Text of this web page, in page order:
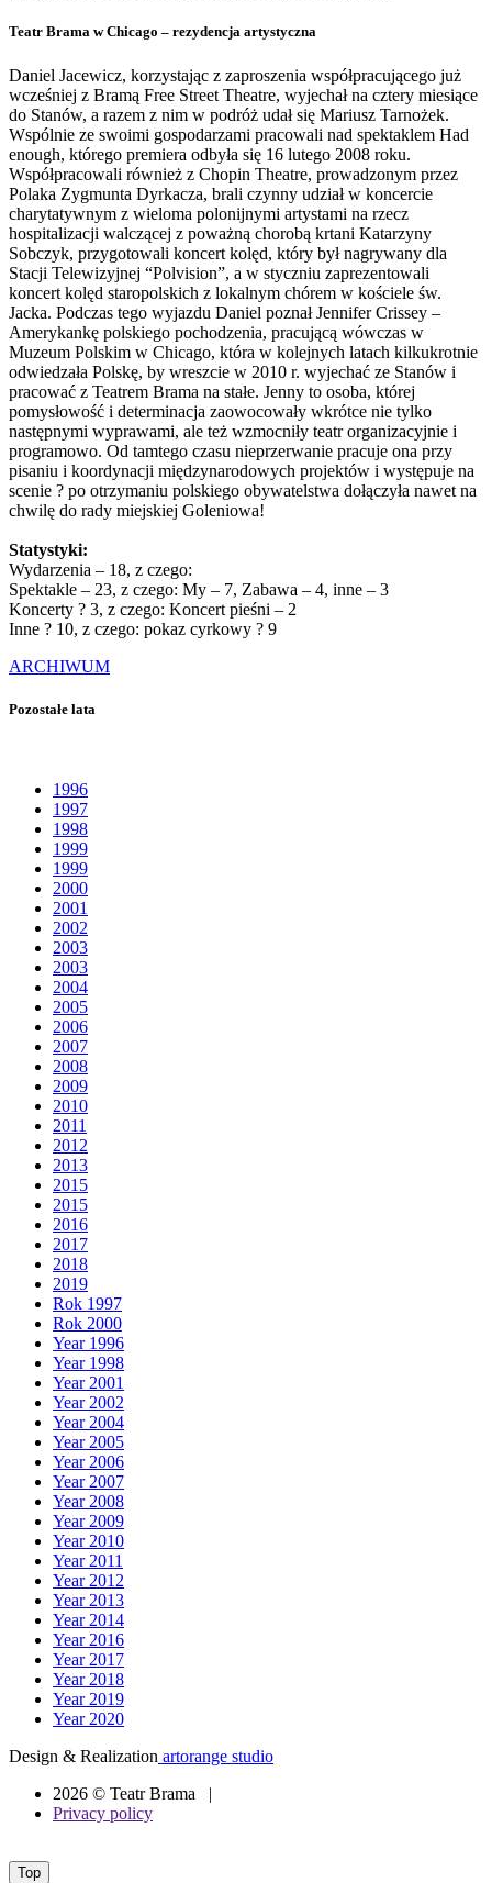
Teatr Brama w Chicago – rezydencja artystyczna
Daniel Jacewicz, korzystając z zaproszenia współpracującego już
wcześniej z Bramą Free Street Theatre, wyjechał na cztery miesiące
do Stanów, a razem z nim w podróż udał się Mariusz Tarnożek.
Wspólnie ze swoimi gospodarzami pracowali nad spektaklem Had
enough, którego premiera odbyła się 16 lutego 2008 roku.
Współpracowali również z Chopin Theatre, prowadzonym przez
Polaka Zygmunta Dyrkacza, brali czynny udział w koncercie
charytatywnym z wieloma polonijnymi artystami na rzecz
hospitalizacji walczącej z poważną chorobą krtani Katarzyny
Sobczyk, przygotowali koncert kolęd, który był nagrywany dla
Stacji Telewizyjnej “Polvision”, a w styczniu zaprezentowali
koncert kolęd staropolskich z lokalnym chórem w kościele św.
Jacka. Podczas tego wyjazdu Daniel poznał Jennifer Crissey –
Amerykankę polskiego pochodzenia, pracującą wówczas w
Muzeum Polskim w Chicago, która w kolejnych latach kilkukrotnie
odwiedzała Polskę, by wreszcie w 2010 r. wyjechać ze Stanów i
pracować z Teatrem Brama na stałe. Jenny to osoba, której
pomysłowość i determinacja zaowocowały wkrótce nie tylko
następnymi wyprawami, ale też wzmocniły teatr organizacyjnie i
programowo. Od tamtego czasu nieprzerwanie pracuje ona przy
pisaniu i koordynacji międzynarodowych projektów i występuje na
scenie ? po otrzymaniu polskiego obywatelstwa dołączyła nawet na
chwilę do rady miejskiej Goleniowa!
Statystyki:
Wydarzenia – 18, z czego:
Spektakle – 23, z czego: My – 7, Zabawa – 4, inne – 3
Koncerty ? 3, z czego: Koncert pieśni – 2
Inne ? 10, z czego: pokaz cyrkowy ? 9
ARCHIWUM
Pozostałe lata
1996
1997
1998
1999
1999
2000
2001
2002
2003
2003
2004
2005
2006
2007
2008
2009
2010
2011
2012
2013
2015
2015
2016
2017
2018
2019
Rok 1997
Rok 2000
Year 1996
Year 1998
Year 2001
Year 2002
Year 2004
Year 2005
Year 2006
Year 2007
Year 2008
Year 2009
Year 2010
Year 2011
Year 2012
Year 2013
Year 2014
Year 2016
Year 2017
Year 2018
Year 2019
Year 2020
Design & Realization artorange studio
2026 © Teatr Brama |
Privacy policy
Top